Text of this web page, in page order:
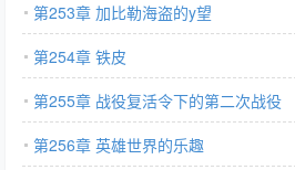
第253章 加比勒海盗的y望
第254章 铁皮
第255章 战役复活令下的第二次战役
第256章 英雄世界的乐趣